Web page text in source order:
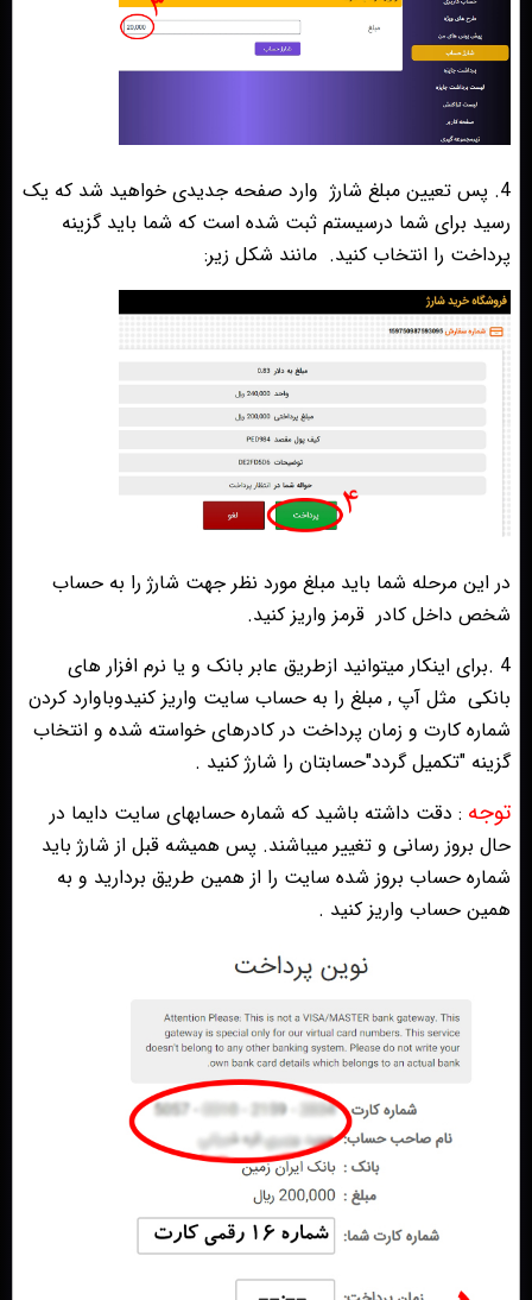
4. پس تعیین مبلغ شارژ
وارد صفحه جدیدی خواهید شد که یک
رسید برای شما درسیستم ثبت شده است که شما باید گزینه
پرداخت را انتخاب کنید. مانند شکل زیر:
در این مرحله شما باید مبلغ مورد نظر جهت شارژ را به حساب
شخص داخل کادر قرمز واریز کنید.
4 .برای اینکار میتوانید ازطریق عابر بانک و یا نرم افزار های
بانکی مثل آپ , مبلغ را به حساب سایت واریز کنیدوباوارد کردن
شماره کارت و زمان پرداخت در کادرهای خواسته شده و انتخاب
گزینه "تکمیل گردد"حسابتان را شارژ کنید .
توجه : دقت داشته باشید که شماره حسابهای سایت دایما در
حال بروز رسانی و تغییر میباشند. پس همیشه قبل از شارژ باید
شماره حساب بروز شده سایت را از همین طریق بردارید و به
همین حساب واریز کنید .